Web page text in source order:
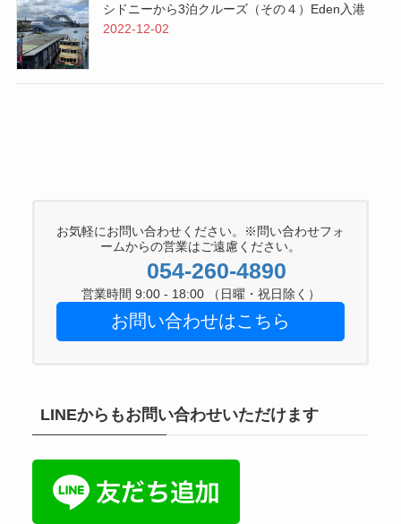
シドニーから3泊クルーズ（その４）Eden入港
2022-12-02
お気軽にお問い合わせください。※問い合わせフォ
ームからの営業はご遠慮ください。
054-260-4890
営業時間 9:00 - 18:00 （日曜・祝日除く）
お問い合わせはこちら
LINEからもお問い合わせいただけます